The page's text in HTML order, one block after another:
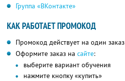
Группа «ВКонтакте»
КАК РАБОТАЕТ ПРОМОКОД
Промокод действует на один заказ
Оформите заказ на сайте:
выберите вариант обучения
нажмите кнопку «купить»